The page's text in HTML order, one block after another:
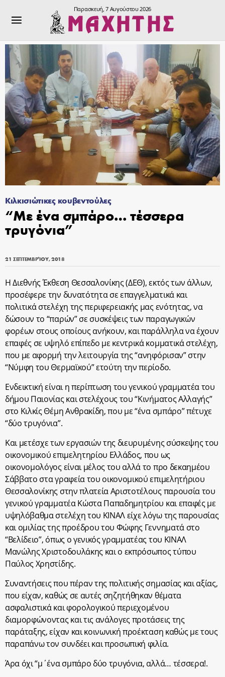
Παρασκευή, 7 Αυγούστου 2026
Κιλκισιώτικες κουβεντούλες
“Με ένα σμπάρο… τέσσερα
τρυγόνια”
21 ΣΕΠΤΕΜΒΡΊΟΥ, 2018
Η Διεθνής Έκθεση Θεσσαλονίκης (ΔΕΘ), εκτός των άλλων,
προσέφερε την δυνατότητα σε επαγγελματικά και
πολιτικά στελέχη της περιφερειακής μας ενότητας, να
δώσουν το “παρών” σε συσκέψεις των παραγωγικών
φορέων στους οποίους ανήκουν, και παράλληλα να έχουν
επαφές σε υψηλό επίπεδο με κεντρικά κομματικά στελέχη,
που με αφορμή την λειτουργία της “ανηφόρισαν” στην
“Νύμφη του Θερμαϊκού” ετούτη την περίοδο.
Ενδεικτική είναι η περίπτωση του γενικού γραμματέα του
δήμου Παιονίας και στελέχους του “Κινήματος Αλλαγής”
στο Κιλκίς Θέμη Ανθρακίδη, που με “ένα σμπάρο” πέτυχε
“δύο τρυγόνια”.
Και μετέσχε των εργασιών της διευρυμένης σύσκεψης του
οικονομικού επιμελητηρίου Ελλάδος, που ως
οικονομολόγος είναι μέλος του αλλά το προ δεκαημέου
Σάββατο στα γραφεία του οικονομικού επιμελητήριου
Θεσσαλονίκης στην πλατεία Αριστοτέλους παρουσία του
γενικού γραμματέα Κώστα Παπαδημητρίου και επαφές με
υψηλόβαθμα στελέχη του ΚΙΝΑΛ είχε λόγω της παρουσίας
και ομιλίας της προέδρου του Φώφης Γεννηματά στο
“Βελίδειο”, όπως ο γενικός γραμματέας του ΚΙΝΑΛ
Μανώλης Χριστοδουλάκης και ο εκπρόσωπος τύπου
Παύλος Χρηστίδης.
Συναντήσεις που πέραν της πολιτικής σημασίας και αξίας,
που είχαν, καθώς σε αυτές σηζητήθηκαν θέματα
ασφαλιστικά και φορολογικού περιεχομένου
διαμορφώνοντας και τις ανάλογες προτάσεις της
παράταξης, είχαν και κοινωνική προέκταση καθώς με τους
παραπάνω τον συνδέει και προσωπική φιλία.
Άρα όχι “μ΄ένα σμπάρο δύο τρυγόνια, αλλά… τέσσερα!.